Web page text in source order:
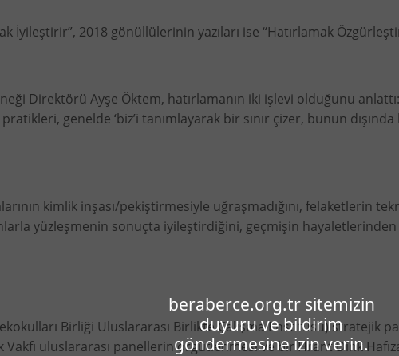
beraberce.org.tr sitemizin
duyuru ve bildirim
göndermesine izin verin.
İyileştirir”, 2018 gönüllülerinin yazıları ise “Hatırlamak
Direktörü Ayşe Öktem, hatırlamanın iki işlevi olduğunu
genelde ‘biz’i tanımlayarak bir sınır çizer, bunun
kimlik inşası/pekiştirmesiyle uğraşmadığını, felaketlerin
yüzleşmenin sonuçta iyileştirdiğini, geçmişin
Birliği Uluslararası Birlikte Çalışma Enstitüsü)
uluslararası panellerin örgütlenmesi ve bir Hrant Dink